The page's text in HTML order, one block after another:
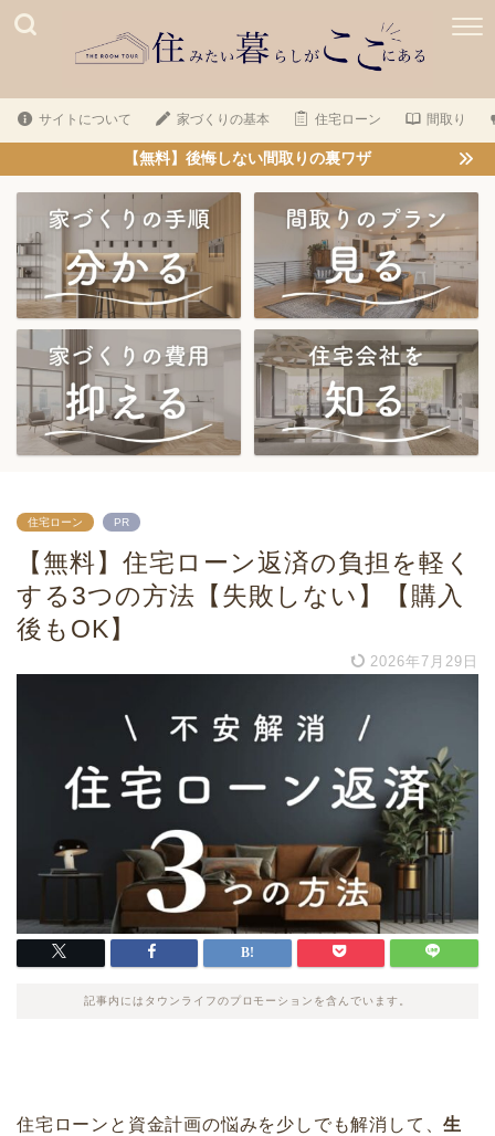
サイトについて 家づくりの基本 住宅ローン 間取り
【無料】後悔しない間取りの裏ワザ
住宅ローン PR
【無料】住宅ローン返済の負担を軽く
する3つの方法【失敗しない】【購入
後もOK】
2026年7月29日
記事内にはタウンライフのプロモーションを含んでいます。
住宅ローンと資金計画の悩みを少しでも解消して、生